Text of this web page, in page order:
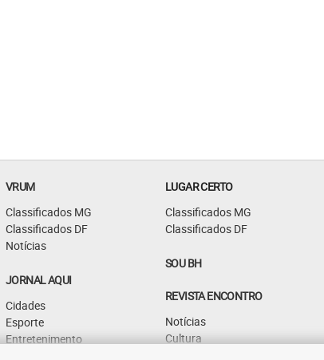
VRUM
Classificados MG
Classificados DF
Notícias
JORNAL AQUI
Cidades
Esporte
Entretenimento
LUGAR CERTO
Classificados MG
Classificados DF
SOU BH
REVISTA ENCONTRO
Notícias
Cultura